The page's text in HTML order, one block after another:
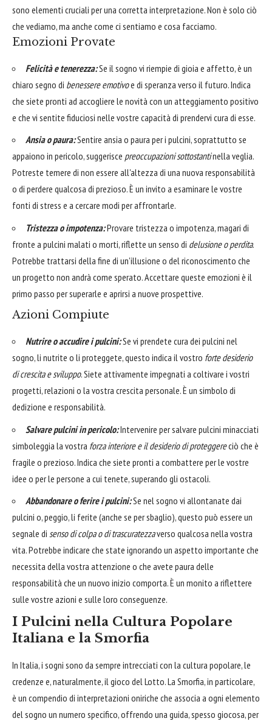
sono elementi cruciali per una corretta interpretazione. Non è solo ciò
che vediamo, ma anche come ci sentiamo e cosa facciamo.
Emozioni Provate
Felicità e tenerezza:Se il sogno vi riempie di gioia e affetto, è un
chiaro segno di benessere emotivoe di speranza verso il futuro. Indica
che siete pronti ad accogliere le novità con un atteggiamento positivo
e che vi sentite fiduciosi nelle vostre capacità di prendervi cura di esse.
Ansia o paura:Sentire ansia o paura per i pulcini, soprattutto se
appaiono in pericolo, suggerisce preoccupazioni sottostantinella veglia.
Potreste temere di non essere all'altezza di una nuova responsabilità
o di perdere qualcosa di prezioso. È un invito a esaminare le vostre
fonti di stress e a cercare modi per affrontarle.
Tristezza o impotenza:Provare tristezza o impotenza, magari di
fronte a pulcini malati o morti, riflette un senso di delusione o perdita.
Potrebbe trattarsi della fine di un'illusione o del riconoscimento che
un progetto non andrà come sperato. Accettare queste emozioni è il
primo passo per superarle e aprirsi a nuove prospettive.
Azioni Compiute
Nutrire o accudire i pulcini:Se vi prendete cura dei pulcini nel
sogno, li nutrite o li proteggete, questo indica il vostro forte desiderio
di crescita e sviluppo. Siete attivamente impegnati a coltivare i vostri
progetti, relazioni o la vostra crescita personale. È un simbolo di
dedizione e responsabilità.
Salvare pulcini in pericolo:Intervenire per salvare pulcini minacciati
simboleggia la vostra forza interiore e il desiderio di proteggereciò che è
fragile o prezioso. Indica che siete pronti a combattere per le vostre
idee o per le persone a cui tenete, superando gli ostacoli.
Abbandonare o ferire i pulcini:Se nel sogno vi allontanate dai
pulcini o, peggio, li ferite (anche se per sbaglio), questo può essere un
segnale di senso di colpa o di trascuratezzaverso qualcosa nella vostra
vita. Potrebbe indicare che state ignorando un aspetto importante che
necessita della vostra attenzione o che avete paura delle
responsabilità che un nuovo inizio comporta. È un monito a riflettere
sulle vostre azioni e sulle loro conseguenze.
I Pulcini nella Cultura Popolare
Italiana e la Smorfia
In Italia, i sogni sono da sempre intrecciati con la cultura popolare, le
credenze e, naturalmente, il gioco del Lotto. La Smorfia, in particolare,
è un compendio di interpretazioni oniriche che associa a ogni elemento
del sogno un numero specifico, offrendo una guida, spesso giocosa, per